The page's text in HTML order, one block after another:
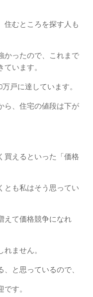
住むところを探す人も
かったので、これまで
います。
戸に達しています。
ら、住宅の値段は下が
買えるといった「価格
とも私はそう思ってい
えて価格競争になれ
ません。
と思っているので、
す。